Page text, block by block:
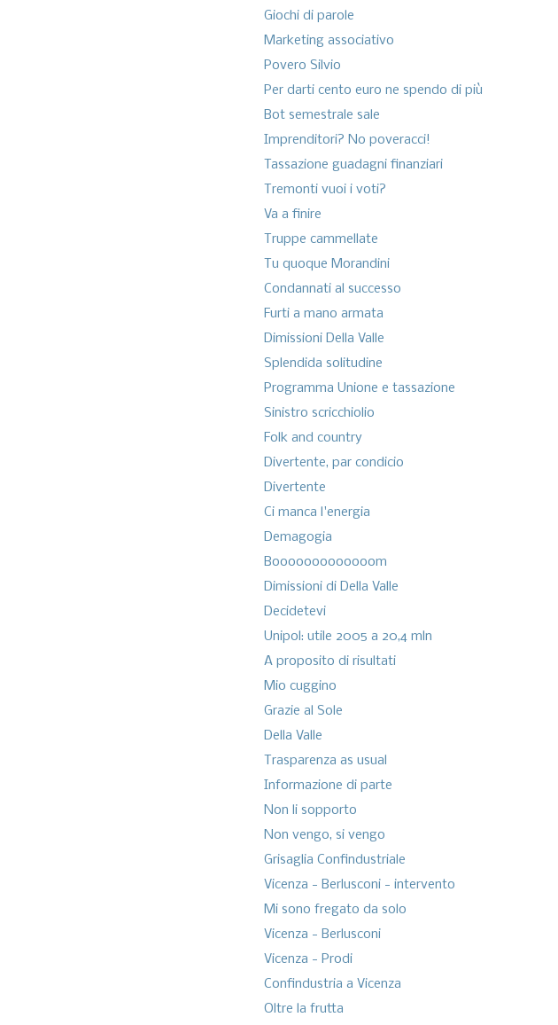
Giochi di parole
Marketing associativo
Povero Silvio
Per darti cento euro ne spendo di più
Bot semestrale sale
Imprenditori? No poveracci!
Tassazione guadagni finanziari
Tremonti vuoi i voti?
Va a finire
Truppe cammellate
Tu quoque Morandini
Condannati al successo
Furti a mano armata
Dimissioni Della Valle
Splendida solitudine
Programma Unione e tassazione
Sinistro scricchiolio
Folk and country
Divertente, par condicio
Divertente
Ci manca l'energia
Demagogia
Booooooooooooom
Dimissioni di Della Valle
Decidetevi
Unipol: utile 2005 a 20,4 mln
A proposito di risultati
Mio cuggino
Grazie al Sole
Della Valle
Trasparenza as usual
Informazione di parte
Non li sopporto
Non vengo, si vengo
Grisaglia Confindustriale
Vicenza - Berlusconi - intervento
Mi sono fregato da solo
Vicenza - Berlusconi
Vicenza - Prodi
Confindustria a Vicenza
Oltre la frutta